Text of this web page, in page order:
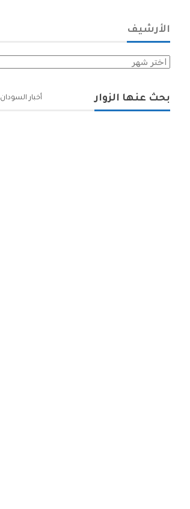
الأرشيف
الأرشيف
بحث عنها الزوار أخبار السودان